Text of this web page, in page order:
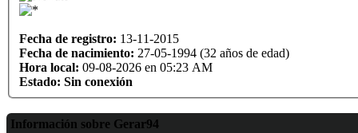
Fecha de registro: 13-11-2015
Fecha de nacimiento: 27-05-1994 (32 años de edad)
Hora local: 09-08-2026 en 05:23 AM
Estado: Sin conexión
Información sobre Gerar94